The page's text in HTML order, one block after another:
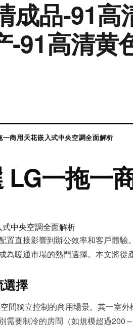
成品-91
-91高清黄
商用天花嵌入式中央空調全面解析
LG一拖一
配置直接影響到辦公效率和客戶體
為暖通市場的熱門選擇。本文將從產品
選擇
獨立控制的商用場景。其一室
需要制冷的房間（如規模超過